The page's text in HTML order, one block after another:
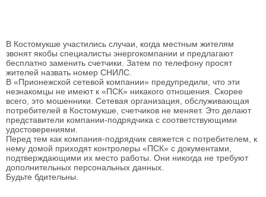
В Костомукше участились случаи, когда местным жителям
звонят якобы специалисты энергокомпании и предлагают
бесплатно заменить счетчики. Затем по телефону просят
жителей назвать номер СНИЛС.
В «Прионежской сетевой компании» предупредили, что эти
незнакомцы не имеют к «ПСК» никакого отношения. Скорее
всего, это мошенники. Сетевая организация, обслуживающая
потребителей в Костомукше, счетчиков не меняет. Это делают
представители компании-подрядчика с соответствующими
удостоверениями.
Перед тем как компания-подрядчик свяжется с потребителем, к
нему домой приходят контролеры «ПСК» с документами,
подтверждающими их место работы. Они никогда не требуют
дополнительных персональных данных.
Будьте бдительны.